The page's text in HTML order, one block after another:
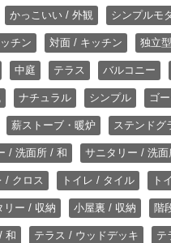
かっこいい / 外観 シンプルモ
チン 対面 / キッチン 独立
中庭 テラス バルコニー
ナチュラル シンプル ゴ
薪ストーブ・暖炉 ステンドグ
/ 洗面所 / 和 サニタリー / 洗
/ クロス トイレ / タイル ト
リー / 収納 小屋裏 / 収納 階
和 テラス / ウッドデッキ テ